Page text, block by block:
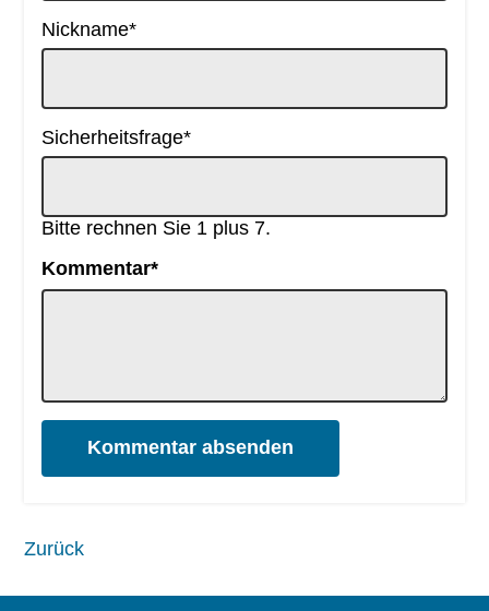
Pflichtfeld
Nickname*
Pflichtfeld
Sicherheitsfrage*
Bitte rechnen Sie 1 plus 7.
Pflichtfeld
Kommentar*
Kommentar absenden
Zurück